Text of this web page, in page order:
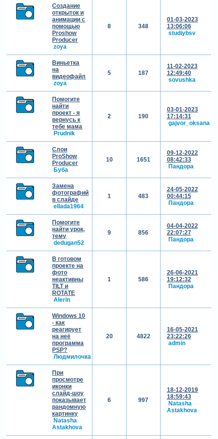
Создание
открыток и
анимации с
помощью
Proshow
Producer
zoya
8 348
01-03-2023
13:06:06
studiybsv
Виньетка
на
видеофайл
zoya
5 187
11-02-2023
12:49:40
sovushka
Помогите
найти
проект - я
вернусь к
тебе мама
Prudnik
2 190
03-01-2023
17:14:31
gajvor_oksana
Слои
ProShow
Producer
Буба
10 1651
09-12-2022
08:42:33
Пандора
Замена
фотографий
в слайде
ellada1964
1 483
24-05-2022
00:44:15
Пандора
Помогите
найти урок,
тему
dedugan52
9 856
04-04-2022
22:07:27
Пандора
В готовом
проекте на
фото
неактивны
TILT и
ROTATE
Alerin
1 586
26-06-2021
19:12:32
Пандора
Windows 10
- как
реагирует
на неё
программа
PSP?
Людмилочка
20 4822
16-05-2021
23:22:26
admin
При
просмотре
иконки
слайд-шоу
показывает
рандомную
картинку
Natasha
Astakhova
6 997
18-12-2019
18:59:43
Natasha
Astakhova